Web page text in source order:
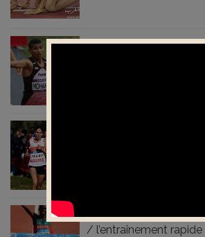
Au nom de Dieu /
préparation physique
Au nom de Dieu, la
L’endurance de la
la science de
Au nom de Dieu, le
/ l’entraînement